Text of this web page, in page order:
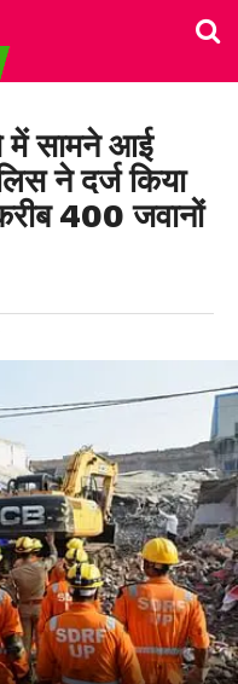
में सामने आई
ने दर्ज किया
400 जवानों